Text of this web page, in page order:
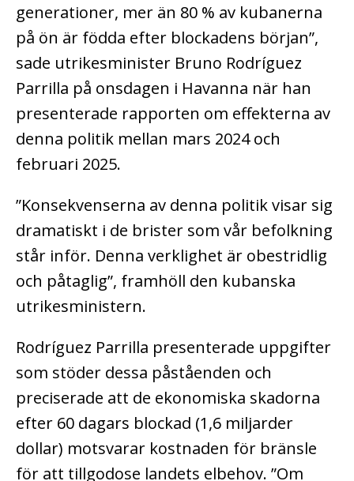
generationer, mer än 80 % av kubanerna
på ön är födda efter blockadens början”,
sade utrikesminister Bruno Rodríguez
Parrilla på onsdagen i Havanna när han
presenterade rapporten om effekterna av
denna politik mellan mars 2024 och
februari 2025.
”Konsekvenserna av denna politik visar sig
dramatiskt i de brister som vår befolkning
står inför. Denna verklighet är obestridlig
och påtaglig”, framhöll den kubanska
utrikesministern.
Rodríguez Parrilla presenterade uppgifter
som stöder dessa påståenden och
preciserade att de ekonomiska skadorna
efter 60 dagars blockad (1,6 miljarder
dollar) motsvarar kostnaden för bränsle
för att tillgodose landets elbehov. ”Om